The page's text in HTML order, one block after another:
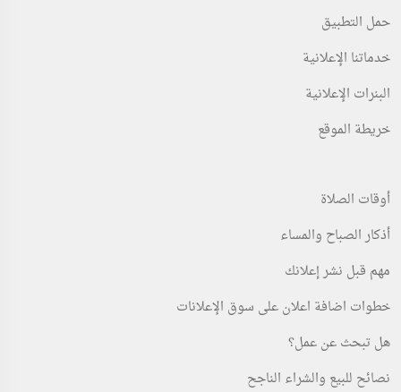
حمل التطبيق
خدماتنا الإعلانية
البنرات الإعلانية
خريطة الموقع
أوقات الصلاة
أذكار الصباح والمساء
مهم قبل نشر إعلانك
خطوات اضافة اعلان على سوق الإعلانات
هل تبحث عن عمل؟
نصائح للبيع والشراء الناجح